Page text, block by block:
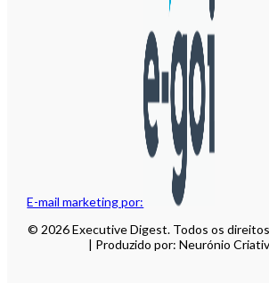
E-mail marketing por:
© 2026 Executive Digest. Todos os
| Produzido por: Neurónio